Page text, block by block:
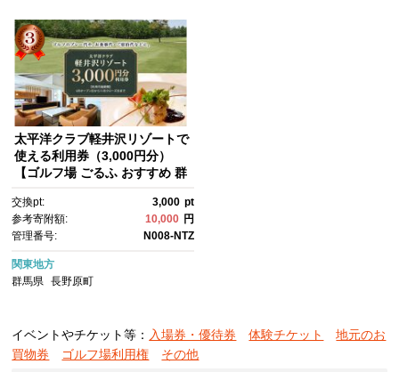
太平洋クラブ軽井沢リゾートで
使える利用券（3,000円分）
【ゴルフ場 ごるふ おすすめ 群
交換pt: 3,000 pt
参考寄附額:
10,000 円
管理番号:
N008-NTZ
関東地方
群馬県
長野原町
イベントやチケット等： 入場券・優待券 体験チケット
地元のお
買物券
ゴルフ場利用権 その他